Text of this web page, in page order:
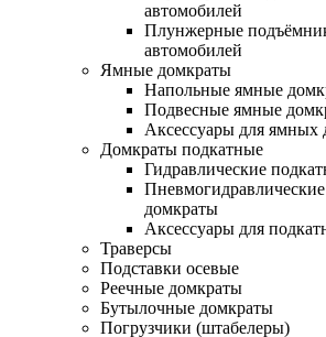
автомобилей
Плунжерные
автомобилей
Ямные домкраты
Напольные ямные
Подвесные ямные
Аксессуары для ямных
Домкраты подкатные
Гидравлические
домкраты
Аксессуары для
Траверсы
Подставки осевые
Реечные домкраты
Бутылочные домкраты
Погрузчики (штабелеры)